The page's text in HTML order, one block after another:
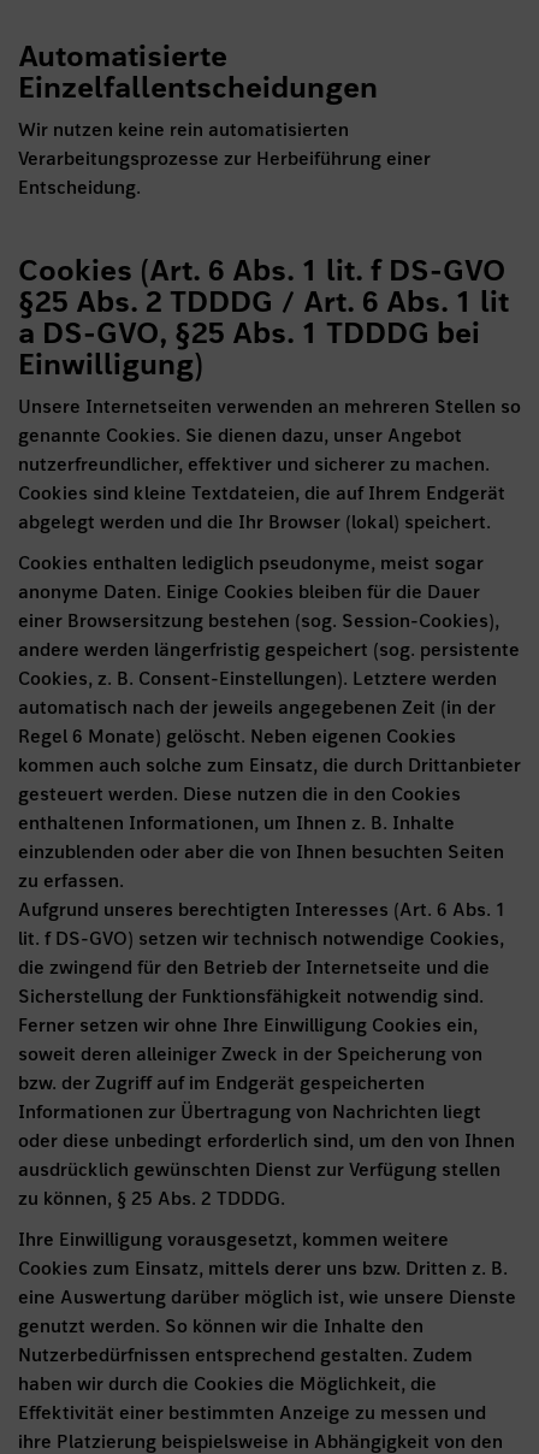
Automatisierte
Einzelfallentscheidungen
Wir nutzen keine rein automatisierten
Verarbeitungsprozesse zur Herbeiführung einer
Entscheidung.
Cookies (Art. 6 Abs. 1 lit. f DS-GVO
§25 Abs. 2 TDDDG / Art. 6 Abs. 1 lit
a DS-GVO, §25 Abs. 1 TDDDG bei
Einwilligung)
Unsere Internetseiten verwenden an mehreren Stellen so
genannte Cookies. Sie dienen dazu, unser Angebot
nutzerfreundlicher, effektiver und sicherer zu machen.
Cookies sind kleine Textdateien, die auf Ihrem Endgerät
abgelegt werden und die Ihr Browser (lokal) speichert.
Cookies enthalten lediglich pseudonyme, meist sogar
anonyme Daten. Einige Cookies bleiben für die Dauer
einer Browsersitzung bestehen (sog. Session-Cookies),
andere werden längerfristig gespeichert (sog. persistente
Cookies, z. B. Consent-Einstellungen). Letztere werden
automatisch nach der jeweils angegebenen Zeit (in der
Regel 6 Monate) gelöscht. Neben eigenen Cookies
kommen auch solche zum Einsatz, die durch Drittanbieter
gesteuert werden. Diese nutzen die in den Cookies
enthaltenen Informationen, um Ihnen z. B. Inhalte
einzublenden oder aber die von Ihnen besuchten Seiten
zu erfassen.
Aufgrund unseres berechtigten Interesses (Art. 6 Abs. 1
lit. f DS-GVO) setzen wir technisch notwendige Cookies,
die zwingend für den Betrieb der Internetseite und die
Sicherstellung der Funktionsfähigkeit notwendig sind.
Ferner setzen wir ohne Ihre Einwilligung Cookies ein,
soweit deren alleiniger Zweck in der Speicherung von
bzw. der Zugriff auf im Endgerät gespeicherten
Informationen zur Übertragung von Nachrichten liegt
oder diese unbedingt erforderlich sind, um den von Ihnen
ausdrücklich gewünschten Dienst zur Verfügung stellen
zu können, § 25 Abs. 2 TDDDG.
Ihre Einwilligung vorausgesetzt, kommen weitere
Cookies zum Einsatz, mittels derer uns bzw. Dritten z. B.
eine Auswertung darüber möglich ist, wie unsere Dienste
genutzt werden. So können wir die Inhalte den
Nutzerbedürfnissen entsprechend gestalten. Zudem
haben wir durch die Cookies die Möglichkeit, die
Effektivität einer bestimmten Anzeige zu messen und
ihre Platzierung beispielsweise in Abhängigkeit von den